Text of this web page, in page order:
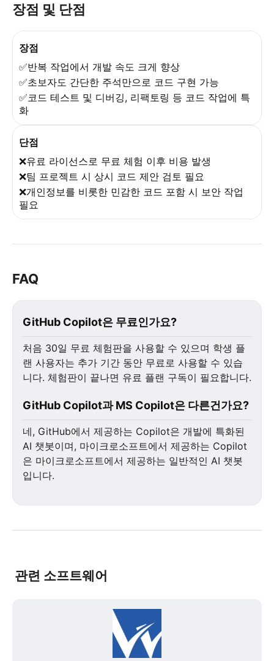
장점 및 단점
장점
✅반복 작업에서 개발 속도 크게 향상
✅초보자도 간단한 주석만으로 코드 구현 가능
✅코드 테스트 및 디버깅, 리팩토링 등 코드 작업에 특
화
단점
❌유료 라이선스로 무료 체험 이후 비용 발생
❌팀 프로젝트 시 상시 코드 제안 검토 필요
❌개인정보를 비롯한 민감한 코드 포함 시 보안 작업
필요
FAQ
GitHub Copilot은 무료인가요?
처음 30일 무료 체험판을 사용할 수 있으며 학생 플
랜 사용자는 추가 기간 동안 무료로 사용할 수 있습
니다. 체험판이 끝나면 유료 플랜 구독이 필요합니다.
GitHub Copilot과 MS Copilot은 다른건가요?
네, GitHub에서 제공하는 Copilot은 개발에 특화된
AI 챗봇이며, 마이크로소프트에서 제공하는 Copilot
은 마이크로소프트에서 제공하는 일반적인 AI 챗봇
입니다.
관련 소프트웨어